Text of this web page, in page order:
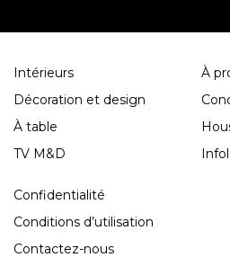
Intérieurs
Décoration et design
À table
TV M&D
À
Confidentialité
Conditions d’utilisation
Contactez-nous